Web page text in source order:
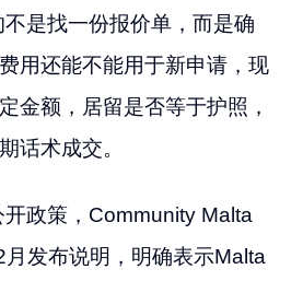
不是找一份报价单，而是确
用还能不能用于新申请，现
金额，居留是否等于护照，
话术成交。
政策，Community Malta
发布说明，明确表示Malta